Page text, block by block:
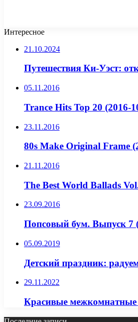
Интересное
21.10.2024
Путешествия Ки-Уэст:
05.11.2016
Trance Hits Top 20 (2016-
23.11.2016
80s Make Original Frame
21.11.2016
The Best World Ballads
23.09.2016
Попсовый бум. Выпуск 7
05.09.2019
Детский праздник:
29.11.2022
Красивые межкомнатные